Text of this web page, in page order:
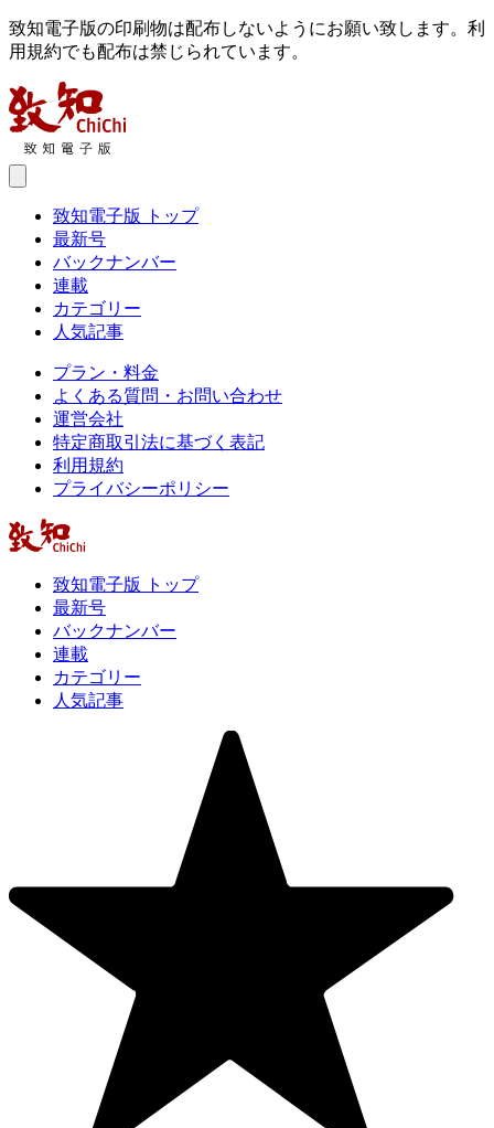
致知電子版の印刷物は配布しないようにお願い致します。利
用規約でも配布は禁じられています。
致知電子版 トップ
最新号
バックナンバー
連載
カテゴリー
人気記事
プラン・料金
よくある質問・お問い合わせ
運営会社
特定商取引法に基づく表記
利用規約
プライバシーポリシー
致知電子版 トップ
最新号
バックナンバー
連載
カテゴリー
人気記事